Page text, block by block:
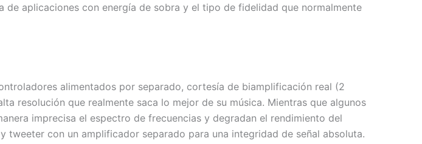
de aplicaciones con energía de sobra y el tipo de fidelidad que normalmente
alimentados por separado, cortesía de biamplificación real (2
resolución que realmente saca lo mejor de su música. Mientras que algunos
imprecisa el espectro de frecuencias y degradan el rendimiento del
con un amplificador separado para una integridad de señal absoluta.